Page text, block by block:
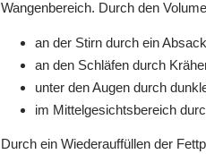
Wangenbereich. Durch den
an der Stirn durch ein
an den Schläfen durch
unter den Augen durch
im Mittelgesichtsbereich
Durch ein Wiederauffüllen der